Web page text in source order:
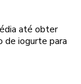
até obter
de iogurte para